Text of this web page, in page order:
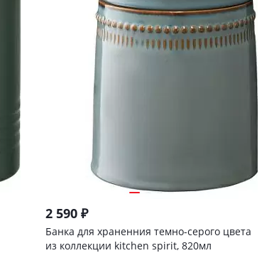
2 590₽
Банка для храненния темно-серого цвета
из коллекции kitchen spirit, 820мл